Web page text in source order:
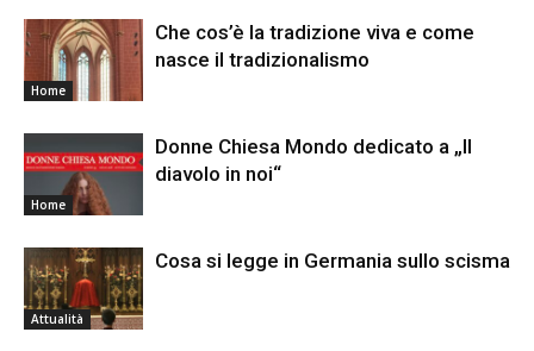
Home
Che cos’è la tradizione viva e come
nasce il tradizionalismo
Home
Donne Chiesa Mondo dedicato a „Il
diavolo in noi“
Attualità
Cosa si legge in Germania sullo scisma